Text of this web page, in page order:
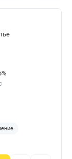
следствие,
ипотеку по
на сайте